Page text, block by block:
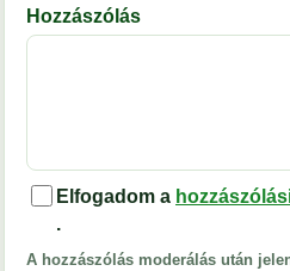
Hozzászólás
Elfogadom a
.
A hozzászólás moderálás után